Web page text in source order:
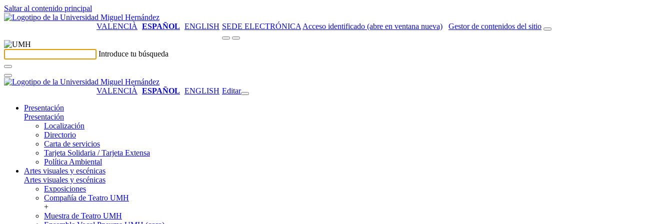
Saltar al contenido principal
VALENCIÀ ESPAÑOL ENGLISH SEDE ELECTRÓNICA Acceso identificado (abre en ventana nueva) Gestor de contenidos del sitio
Introduce tu búsqueda
VALENCIÀ ESPAÑOL ENGLISH Editar
Presentación
Presentación
Localización
Directorio
Carta de servicios
Tarjeta Solidaria / Tarjeta Extensa
Política Ambiental
Artes visuales y escénicas
Artes visuales y escénicas
Exposiciones
Compañía de Teatro UMH
+
Muestra de Teatro UMH